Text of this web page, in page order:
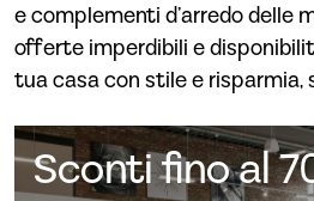
e complementi d’arredo delle
offerte imperdibili e
tua casa con stile e risparmia,
Sconti fino al